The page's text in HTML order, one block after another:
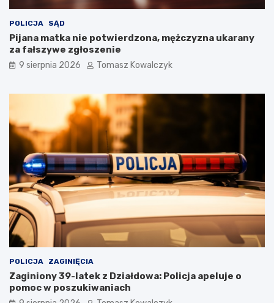
POLICJA SĄD
Pijana matka nie potwierdzona, mężczyzna ukarany
za fałszywe zgłoszenie
9 sierpnia 2026 Tomasz Kowalczyk
POLICJA ZAGINIĘCIA
Zaginiony 39-latek z Działdowa: Policja apeluje o
pomoc w poszukiwaniach